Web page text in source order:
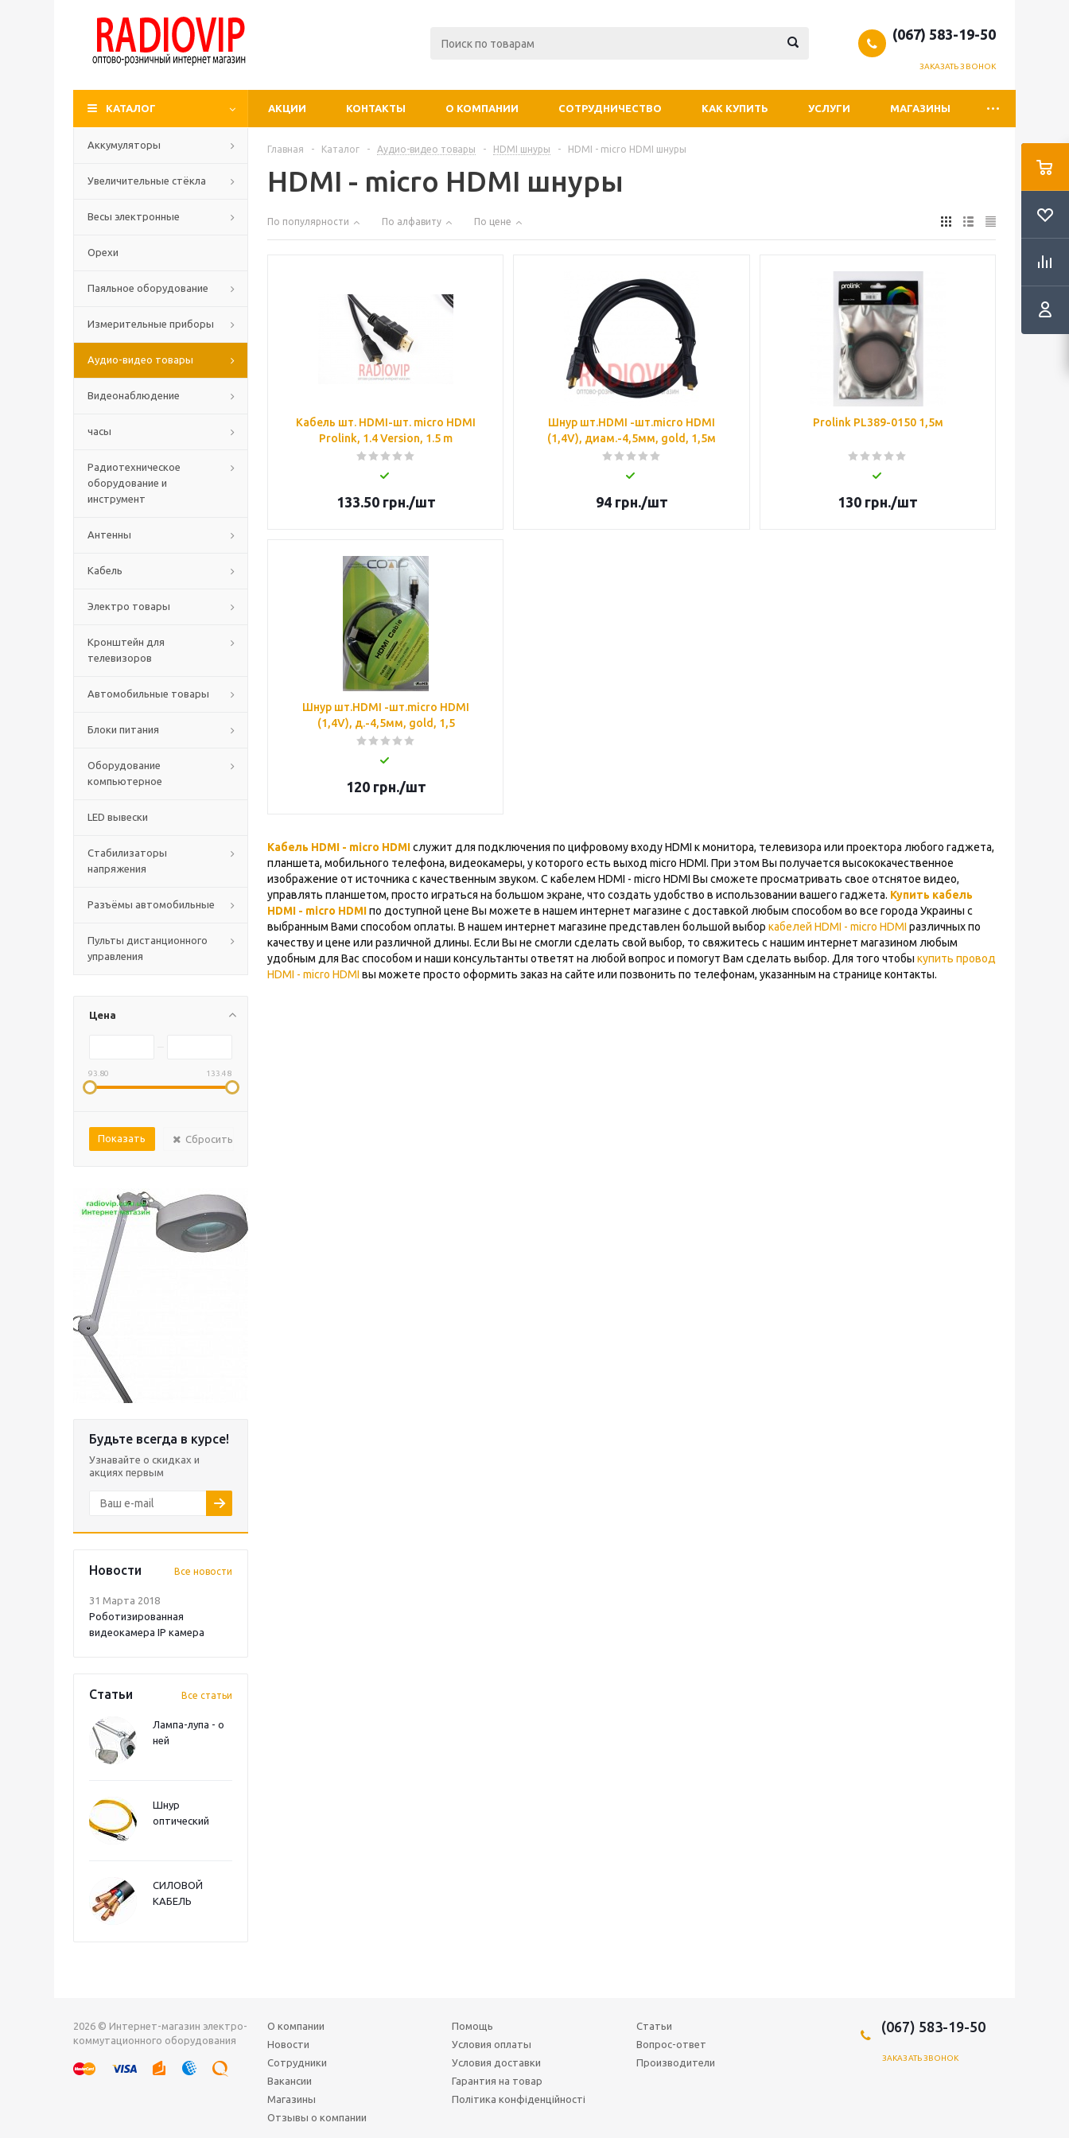
(067) 583-19-50
ЗАКАЗАТЬ ЗВОНОК
КАТАЛОГ АКЦИИ КОНТАКТЫ О КОМПАНИИ СОТРУДНИЧЕСТВО КАК КУПИТЬ УСЛУГИ МАГАЗИНЫ
Аккумуляторы
Увеличительные стёкла
Весы электронные
Орехи
Паяльное оборудование
Измерительные приборы
Аудио-видео товары
Видеонаблюдение
часы
Радиотехническое
оборудование и
инструмент
Антенны
Кабель
Электро товары
Кронштейн для
телевизоров
Автомобильные товары
Блоки питания
Оборудование
компьютерное
LED вывески
Стабилизаторы
напряжения
Разъёмы автомобильные
Пульты дистанционного
управления
Цена
93.80 133.48
Сбросить
Будьте всегда в курсе!
Узнавайте о скидках и
акциях первым
Новости Все новости
31 Марта 2018
Роботизированная
видеокамера IP камера
Статьи Все статьи
Лампа-лупа - о
ней
Шнур
оптический
СИЛОВОЙ
КАБЕЛЬ
Главная - Каталог - Аудио-видео товары - HDMI шнуры - HDMI - micro HDMI шнуры
HDMI - micro HDMI шнуры
По популярности По алфавиту По цене
Кабель шт. HDMI-шт. micro HDMI
Prolink, 1.4 Version, 1.5 m
133.50грн./шт
Шнур шт.HDMI -шт.micro HDMI
(1,4V), диам.-4,5мм, gold, 1,5м
94грн./шт
Prolink РL389-0150 1,5м
130 грн./шт
Шнур шт.HDMI -шт.micro HDMI
(1,4V), д.-4,5мм, gold, 1,5
120грн./шт
Кабель HDMI - micro HDMIслужит для подключения по цифровому входу HDMI к монитора, телевизора или проектора любого гаджета,
планшета, мобильного телефона, видеокамеры, у которого есть выход micro HDMI. При этом Вы получается высококачественное
изображение от источника с качественным звуком. С кабелем HDMI - micro HDMI Вы сможете просматривать свое отснятое видео,
управлять планшетом, просто играться на большом экране, что создать удобство в использовании вашего гаджета. Купить кабель
HDMI - micro HDMIпо доступной цене Вы можете в нашем интернет магазине с доставкой любым способом во все города Украины с
выбранным Вами способом оплаты. В нашем интернет магазине представлен большой выбор кабелей HDMI - micro HDMIразличных по
качеству и цене или различной длины. Если Вы не смогли сделать свой выбор, то свяжитесь с нашим интернет магазином любым
удобным для Вас способом и наши консультанты ответят на любой вопрос и помогут Вам сделать выбор. Для того чтобы купить провод
HDMI - micro HDMIвы можете просто оформить заказ на сайте или позвонить по телефонам, указанным на странице контакты.
2026 © Интернет-магазин электро-
коммутационного оборудования
О компании
Новости
Сотрудники
Вакансии
Магазины
Отзывы о компании
Помощь
Условия оплаты
Условия доставки
Гарантия на товар
Політика конфіденційності
Статьи
Вопрос-ответ
Производители
(067) 583-19-50
ЗАКАЗАТЬ ЗВОНОК